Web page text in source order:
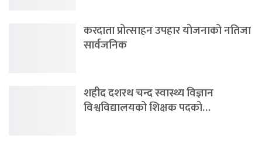
करदाता प्रोत्साहन उपहार योजनाको नतिजा
सार्वजनिक
शहीद दशरथ चन्द स्वास्थ्य विज्ञान
विश्वविद्यालयको शिक्षक पदको…